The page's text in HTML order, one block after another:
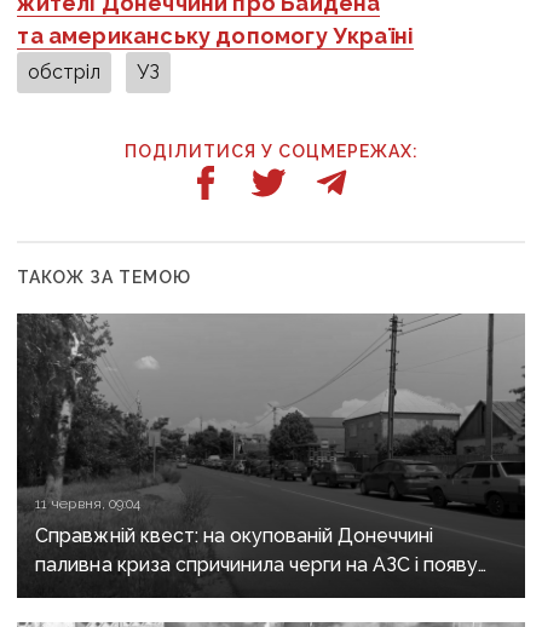
та американську допомогу Україні
обстріл УЗ
ПОДІЛИТИСЯ У СОЦМЕРЕЖАХ:
ТАКОЖ ЗА ТЕМОЮ
11 червня, 09:04
Справжній квест: на окупованій Донеччині
паливна криза спричинила черги на АЗС і появу
тіньового ринку бензину